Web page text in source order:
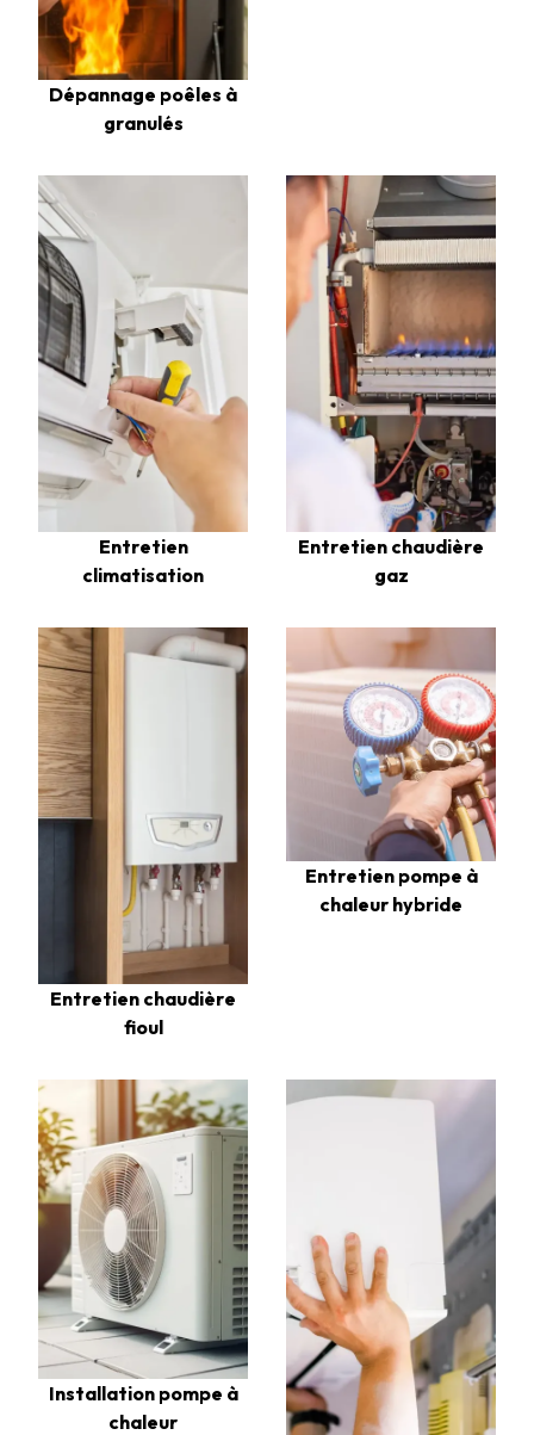
Dépannage poêles à
granulés
Entretien
climatisation
Entretien chaudière
gaz
Entretien chaudière
fioul
Entretien pompe à
chaleur hybride
Installation pompe à
chaleur